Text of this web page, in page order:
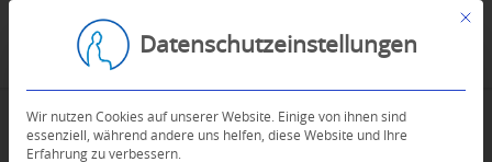
Mit
Datenschutzeinstellungen
Wir nutzen Cookies auf unserer Website. Einige von ihnen sind
essenziell, während andere uns helfen, diese Website und Ihre
Erfahrung zu verbessern.